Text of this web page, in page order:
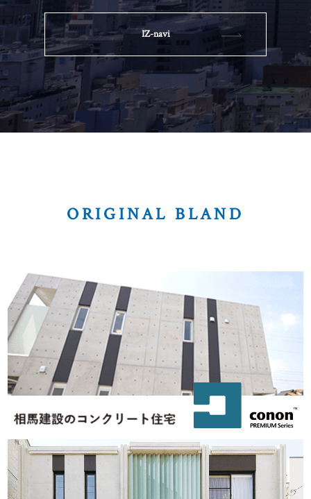
IZ-navi
ORIGINAL BLAND